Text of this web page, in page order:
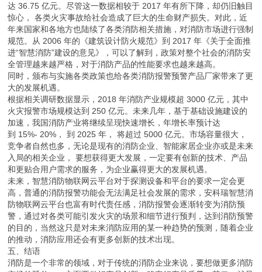
达 36.75 亿元。尽管这一数据相较于 2017 年有所下降，却仍旧触目
惊心， 各类火灾事故给社会造成了巨大的生命财产损失。对此，近
年来国家和各地方也陆续了各类消防相关措施，对消防市场进行强制
规范。从 2006 年的《建筑设计防火规范》到 2017 年《关于全面推
进“智慧消防”建设的意见》，可以了解到，政策对整个社会的消防安
全管理越来越严格，对于消防产品的性能要求也越来越高。
同时，颁布与实施各类政策也给各类消防报警预警产品厂家带来了更
大的发展机遇。
根据相关调研数据显示，2018 年消防产业规模超 3000 亿元，其中
火灾报警市场规模达到 250 亿元。未来几年，基于基础设施建设的
加速，我国消防产业将继续呈现快速增长，年增长率预计达
到 15%- 20%， 到 2025 年， 将超过 5000 亿元。市场容量很大，
竞争者自然也多，无论是现有的消防企业、智能家居企业亦或是未来
入局的相关企业， 要想获得更大发展，一定要有创新的技术、产品
和更贴合用户需求的服务，为企业赢得更大的发展机遇。
未来，智慧消防物联网云平台对于探测设备和平台的要求一定会更
高，普通的消防报警功能会无法满足社会发展的需求，安科瑞智慧消
防物联网云平台也富有时代责任感，消防报警会逐渐转变为消防预
警，通过对各类可能引发火灾的场景和细节进行预判，达到消防预警
的目的，当然这只是对未来消防应用的某一种趋势的预测，随着企业
的推动，消防应用还会有更多创新的技术出现。
五、结语
消防是一个非常的领域，对于传统的消防企业来说，要想做更多消防